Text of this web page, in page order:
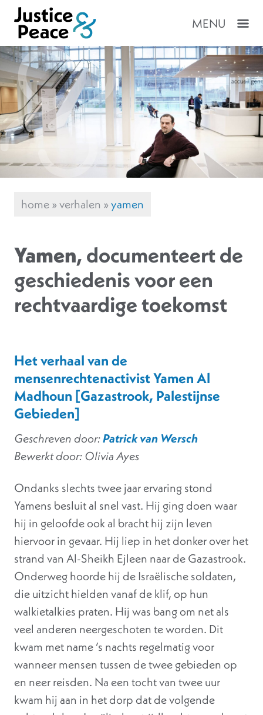
MENU
home»verhalen »yamen
Yamen, documenteert de
geschiedenis voor een
rechtvaardige toekomst
Het verhaal van de
mensenrechtenactivist Yamen Al
Madhoun [Gazastrook, Palestijnse
Gebieden]
Geschreven door:Patrick van Wersch
Bewerkt door: Olivia Ayes
Ondanks slechts twee jaar ervaring stond
Yamens besluit al snel vast. Hij ging doen waar
hij in geloofde ook al bracht hij zijn leven
hiervoor in gevaar. Hij liep in het donker over het
strand van Al-Sheikh Ejleen naar de Gazastrook.
Onderweg hoorde hij de Israëlische soldaten,
die uitzicht hielden vanaf de klif, op hun
walkietalkies praten. Hij was bang om net als
veel anderen neergeschoten te worden. Dit
kwam met name ’s nachts regelmatig voor
wanneer mensen tussen de twee gebieden op
en neer reisden. Na een tocht van twee uur
kwam hij aan in het dorp dat de volgende